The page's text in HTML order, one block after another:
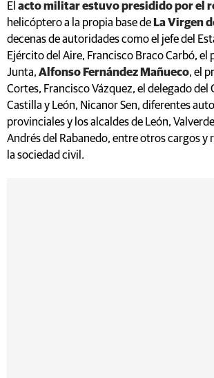
El acto militar estuvo presidido por el
helicóptero a la propia base de La Virgen
decenas de autoridades como el jefe del
Ejército del Aire, Francisco Braco Carbó, el
Junta, Alfonso Fernández Mañueco, el
Cortes, Francisco Vázquez, el delegado del
Castilla y León, Nicanor Sen, diferentes
provinciales y los alcaldes de León,
Andrés del Rabanedo, entre otros cargos y
la sociedad civil.